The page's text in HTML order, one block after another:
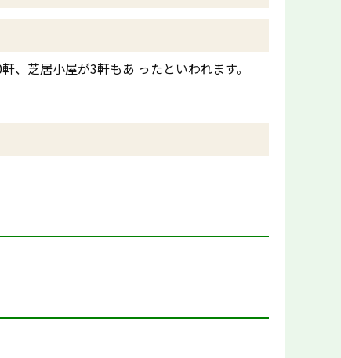
芝居小屋が3軒もあ ったといわれます。